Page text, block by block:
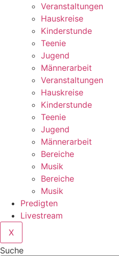
Veranstaltungen
Hauskreise
Kinderstunde
Teenie
Jugend
Männerarbeit
Veranstaltungen
Hauskreise
Kinderstunde
Teenie
Jugend
Männerarbeit
Bereiche
Musik
Bereiche
Musik
Predigten
Livestream
X
Suche